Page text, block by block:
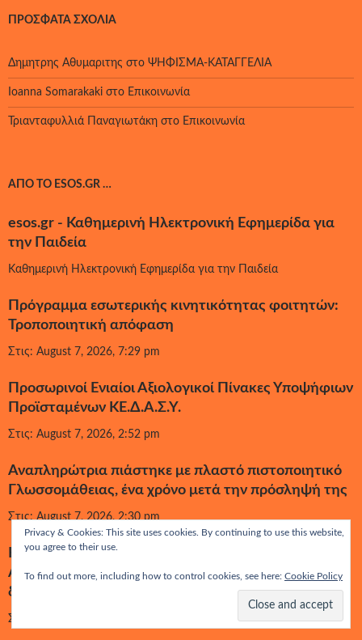
ΠΡΌΣΦΑΤΑ ΣΧΌΛΙΑ
Δημητρης Αθυμαριτης στο ΨΗΦΙΣΜΑ-ΚΑΤΑΓΓΕΛΙΑ
Ioanna Somarakaki στο Επικοινωνία
Τριανταφυλλιά Παναγιωτάκη στο Επικοινωνία
ΑΠΌ ΤΟ ESOS.GR …
esos.gr - Καθημερινή Ηλεκτρονική Εφημερίδα για
την Παιδεία
Καθημερινή Ηλεκτρονική Εφημερίδα για την Παιδεία
Πρόγραμμα εσωτερικής κινητικότητας φοιτητών:
Τροποποιητική απόφαση
Στις: August 7, 2026, 7:29 pm
Προσωρινοί Ενιαίοι Αξιολογικοί Πίνακες Υποψήφιων
Προϊσταμένων ΚΕ.Δ.Α.Σ.Υ.
Στις: August 7, 2026, 2:52 pm
Αναπληρώτρια πιάστηκε με πλαστό πιστοποιητικό
Γλωσσομάθειας, ένα χρόνο μετά την πρόσληψή της
Στις: August 7, 2026, 2:30 pm
Κατατακτήριες για τις Ανώτατες Εκκλησιαστικές
Ακαδημίες (Α.Ε.Α.): Η νέα απόφαση με όλες τις
διαδικασίες
Στις: August 7, 2026, 9:58 am
Privacy & Cookies: This site uses cookies. By continuing to use this website,
you agree to their use.
To find out more, including how to control cookies, see here: Cookie Policy